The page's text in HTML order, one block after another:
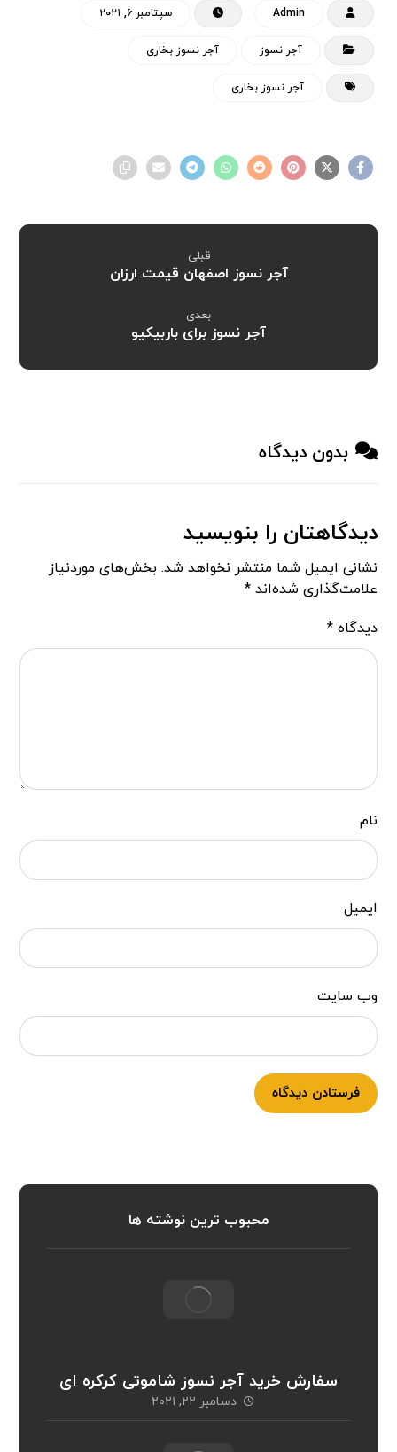
Admin سپتامبر ۶, ۲۰۲۱
آجر نسوز آجر نسوز بخاری
آجر نسوز بخاری
قبلی
آجر نسوز اصفهان قیمت ارزان
بعدی
آجر نسوز برای باربیکیو
بدون دیدگاه
دیدگاهتان را بنویسید
نشانی ایمیل شما منتشر نخواهد شد. بخش‌های موردنیاز
علامت‌گذاری شده‌اند*
دیدگاه*
نام
ایمیل
وب‌ سایت
فرستادن دیدگاه
محبوب ترین نوشته ها
سفارش خرید آجر نسوز شاموتی کرکره ای
دسامبر ۲۲, ۲۰۲۱